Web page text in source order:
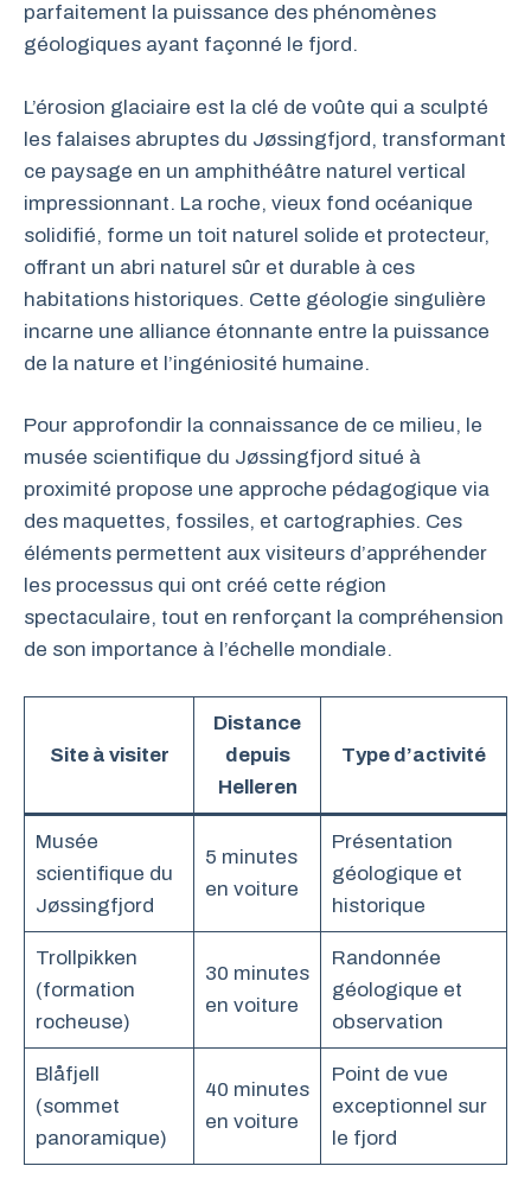
parfaitement la puissance des phénomènes
géologiques ayant façonné le fjord.
L’érosion glaciaire est la clé de voûte qui a sculpté
les falaises abruptes du Jøssingfjord, transformant
ce paysage en un amphithéâtre naturel vertical
impressionnant. La roche, vieux fond océanique
solidifié, forme un toit naturel solide et protecteur,
offrant un abri naturel sûr et durable à ces
habitations historiques. Cette géologie singulière
incarne une alliance étonnante entre la puissance
de la nature et l’ingéniosité humaine.
Pour approfondir la connaissance de ce milieu, le
musée scientifique du Jøssingfjord situé à
proximité propose une approche pédagogique via
des maquettes, fossiles, et cartographies. Ces
éléments permettent aux visiteurs d’appréhender
les processus qui ont créé cette région
spectaculaire, tout en renforçant la compréhension
de son importance à l’échelle mondiale.
Site à visiter
Distance
depuis
Helleren
Type d’activité
Musée
scientifique du
Jøssingfjord
5 minutes
en voiture
Présentation
géologique et
historique
Trollpikken
(formation
rocheuse)
30 minutes
en voiture
Randonnée
géologique et
observation
Blåfjell
(sommet
panoramique)
40 minutes
en voiture
Point de vue
exceptionnel sur
le fjord